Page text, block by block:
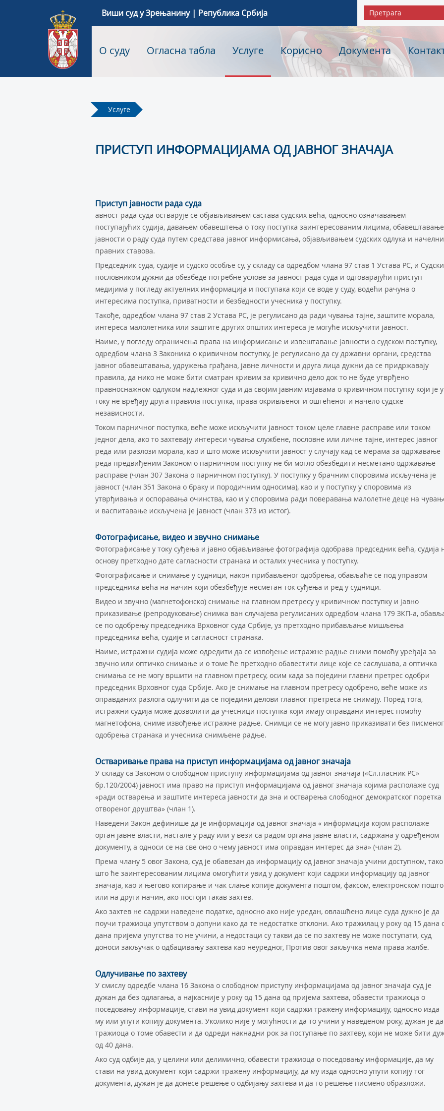
Виши суд у Зрењанину | Република Србија
О суду Огласна табла Услуге Корисно Документа
Услуге
ПРИСТУП ИНФОРМАЦИЈАМА ОД ЈАВНОГ ЗНАЧАЈА
Приступ јавности рада суда
авност рада суда остварује се објављивањем састава судских већа, односно означавањем
поступајућих судија, давањем обавештења о току поступка заинтересованим лицима,
јавности о раду суда путем средстава јавног информисања, објављивањем судских одлука и
правних ставова.
Председник суда, судије и судско особље су, у складу са одредбом члана 97 став 1 Устава РС, и
пословником дужни да обезбеде потребне услове за јавност рада суда и одговарајући приступ
медијима у погледу актуелних информација и поступака који се воде у суду, водећи рачуна о
интересима поступка, приватности и безбедности учесника у поступку.
Такође, одредбом члана 97 став 2 Устава РС, је регулисано да ради чувања тајне, заштите морала,
интереса малолетника или заштите других општих интереса је могуће искључити јавност.
Наиме, у погледу ограничења права на информисање и извештавање јавности о судском поступку,
одредбом члана 3 Законика о кривичном поступку, је регулисано да су државни органи, средства
јавног обавештавања, удружења грађана, јавне личности и друга лица дужни да се придржавају
правила, да нико не може бити сматран кривим за кривично дело док то не буде утврђено
правноснажном одлуком надлежног суда и да својим јавним изјавама о кривичном поступку који је у
току не вређају друга правила поступка, права окривљеног и оштећеног и начело судске
независности.
Током парничног поступка, веће може искључити јавност током целе главне расправе или током
једног дела, ако то захтевају интереси чувања службене, пословне или личне тајне, интерес јавног
реда или разлози морала, као и што може искључити јавност у случају кад се мерама за одржавање
реда предвиђеним Законом о парничном поступку не би могло обезбедити несметано одржавање
расправе (члан 307 Закона о парничном поступку). У поступку у брачним споровима искључена је
јавност (члан 351 Закона о браку и породичним односима), као и у поступку у споровима из
утврђивања и оспоравања очинства, као и у споровима ради поверавања малолетне деце на
и васпитавање искључена је јавност (члан 373 из истог).
Фотографисање, видео и звучно снимање
Фотографисање у току суђења и јавно објављивање фотографија одобрава председник већа, судија
основу претходно дате сагласности странака и осталих учесника у поступку.
Фотографисање и снимање у судници, након прибављеног одобрења, обављаће се под управом
председника већа на начин који обезбеђује несметан ток суђења и ред у судници.
Видео и звучно (магнетофонско) снимање на главном претресу у кривичном поступку и јавно
приказивање (репродуковање) снимка ван случајева регулисаних одредбом члана 179 ЗКП-а,
се по одобрењу председника Врховног суда Србије, уз претходно прибављање мишљења
председника већа, судије и сагласност странака.
Наиме, истражни судија може одредити да се извођење истражне радње сними помоћу уређаја за
звучно или оптичко снимање и о томе ће претходно обавестити лице које се саслушава, а оптичка
снимања се не могу вршити на главном претресу, осим када за поједини главни претрес одобри
председник Врховног суда Србије. Ако је снимање на главном претресу одобрено, веће може из
оправданих разлога одлучити да се поједини делови главног претреса не снимају. Поред тога,
истражни судија може дозволити да учесници поступка који имају оправдани интерес помоћу
магнетофона, сниме извођење истражне радње. Снимци се не могу јавно приказивати без писменог
одобрења странака и учесника снимљене радње.
Остваривање права на приступ информацијама од јавног значаја
У складу са Законом о слободном приступу информацијама од јавног значаја («Сл.гласник РС»
бр.120/2004) јавност има право на приступ информацијама од јавног значаја којима располаже суд
«ради остварења и заштите интереса јавности да зна и остварења слободног демократског поретка
отвореног друштва» (члан 1).
Наведени Закон дефинише да је информација од јавног значаја « информација којом располаже
орган јавне власти, настале у раду или у вези са радом органа јавне власти, садржана у одређеном
документу, а односи се на све оно о чему јавност има оправдан интерес да зна» (члан 2).
Према члану 5 овог Закона, суд је обавезан да информацију од јавног значаја учини доступном, тако
што ће заинтересованим лицима омогућити увид у документ који садржи информацију од јавног
значаја, као и његово копирање и чак слање копије документа поштом, факсом, електронском
или на други начин, ако постоји такав захтев.
Ако захтев не садржи наведене податке, односно ако није уредан, овлашћено лице суда дужно је да
поучи тражиоца упутством о допуни како да те недостатке отклони. Ако тражилац у року од 15 дана
дана пријема упутства то не учини, а недостаци су такви да се по захтеву не може поступати, суд
доноси закључак о одбацивању захтева као неуредног, Против овог закључка нема права жалбе.
Одлучивање по захтеву
У смислу одредбе члана 16 Закона о слободном приступу информацијама од јавног значаја суд је
дужан да без одлагања, а најкасније у року од 15 дана од пријема захтева, обавести тражиоца о
поседовању информације, стави на увид документ који садржи тражену информацију, односно изда
му или упути копију документа. Уколико није у могућности да то учини у наведеном року, дужан је да
тражиоца о томе обавести и да одреди накнадни рок за поступање по захтеву, који не може бити
од 40 дана.
Ако суд одбије да, у целини или делимично, обавести тражиоца о поседовању информације, да му
стави на увид документ који садржи тражену информацију, да му изда односно упути копију тог
документа, дужан је да донесе решење о одбијању захтева и да то решење писмено образложи.